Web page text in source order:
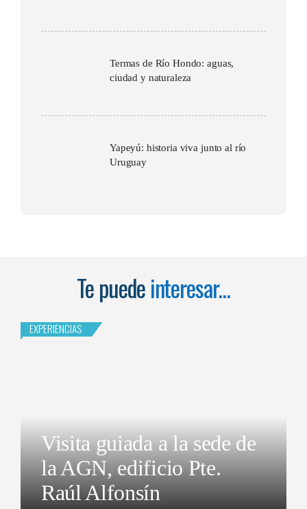
Termas de Río Hondo: aguas,
ciudad y naturaleza
Yapeyú: historia viva junto al río
Uruguay
Te puedeinteresar...
EXPERIENCIAS
Visita guiada a la sede de
la AGN, edificio Pte.
Raúl Alfonsín